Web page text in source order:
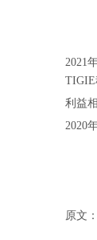
2021
TIGIE
利益
2020
原文